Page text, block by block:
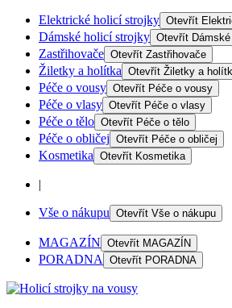
Elektrické holicí strojky Otevřít
Dámské holicí strojky Otevřít
Zastřihovače Otevřít Zastřihovače
Žiletky a holítka Otevřít Žiletky a
Péče o vousy Otevřít Péče o vousy
Péče o vlasy Otevřít Péče o vlasy
Péče o tělo Otevřít Péče o tělo
Péče o obličej Otevřít Péče o obličej
Kosmetika Otevřít Kosmetika
|
Vše o nákupu Otevřít Vše o nákupu
MAGAZÍN Otevřít MAGAZÍN
PORADNA Otevřít PORADNA